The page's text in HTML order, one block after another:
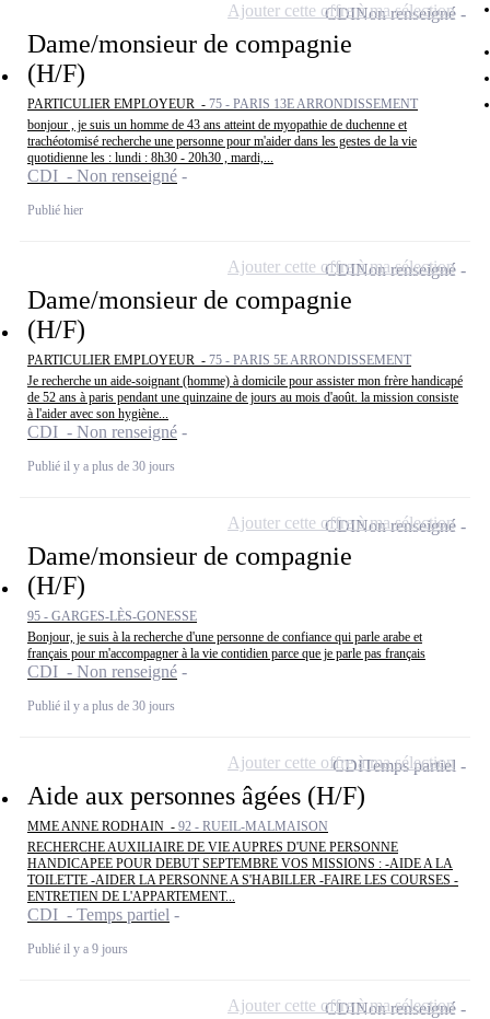
Dame/monsieur de compagnie
(H/F)
PARTICULIER EMPLOYEUR - 75 - PARIS 13E ARRONDISSEMENT
bonjour , je suis un homme de 43 ans atteint de myopathie de duchenne et
trachéotomisé recherche une personne pour m'aider dans les gestes de la vie
quotidienne les : lundi : 8h30 - 20h30 , mardi,...
CDI - Non renseigné
Publié hier
CDINon renseigné
Ajouter cette offre à ma sélection
Dame/monsieur de compagnie
(H/F)
PARTICULIER EMPLOYEUR - 75 - PARIS 5E ARRONDISSEMENT
Je recherche un aide-soignant (homme) à domicile pour assister mon frère handicapé
de 52 ans à paris pendant une quinzaine de jours au mois d'août. la mission consiste
à l'aider avec son hygiène...
CDI - Non renseigné
Publié il y a plus de 30 jours
CDINon renseigné
Ajouter cette offre à ma sélection
Dame/monsieur de compagnie
(H/F)
95 - GARGES-LÈS-GONESSE
Bonjour, je suis à la recherche d'une personne de confiance qui parle arabe et
français pour m'accompagner à la vie contidien parce que je parle pas français
CDI - Non renseigné
Publié il y a plus de 30 jours
CDINon renseigné
Ajouter cette offre à ma sélection
Aide aux personnes âgées (H/F)
MME ANNE RODHAIN - 92 - RUEIL-MALMAISON
RECHERCHE AUXILIAIRE DE VIE AUPRES D'UNE PERSONNE
HANDICAPEE POUR DEBUT SEPTEMBRE VOS MISSIONS : -AIDE A LA
TOILETTE -AIDER LA PERSONNE A S'HABILLER -FAIRE LES COURSES -
ENTRETIEN DE L'APPARTEMENT...
CDI - Temps partiel
Publié il y a 9 jours
CDITemps partiel
Ajouter cette offre à ma sélection
CDINon renseigné
Ajouter cette offre à ma sélection